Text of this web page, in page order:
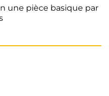
une pièce basique par